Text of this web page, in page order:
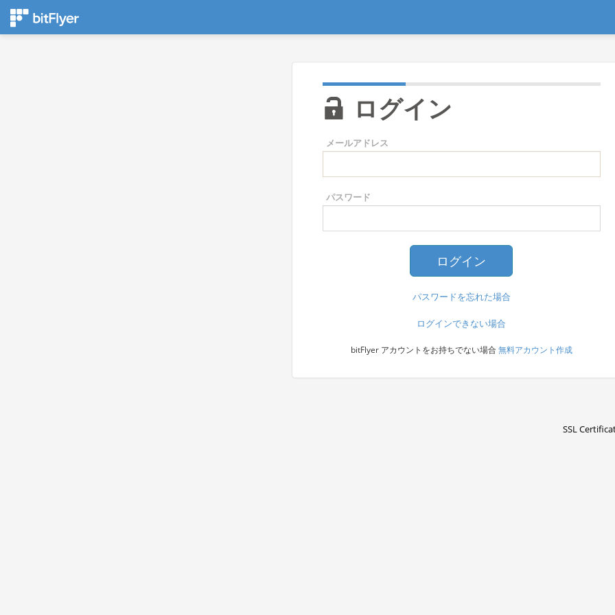
ログイン
メールアドレス
パスワード
パスワードを忘れた場合
ログインできない場合
bitFlyer アカウントをお持ちでない場合 無料アカウント作成
SSL